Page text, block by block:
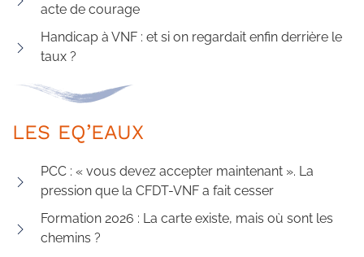
acte de courage
Handicap à VNF : et si on regardait enfin derrière le
taux ?
LES EQ’EAUX
PCC : « vous devez accepter maintenant ». La
pression que la CFDT-VNF a fait cesser
Formation 2026 : La carte existe, mais où sont les
chemins ?